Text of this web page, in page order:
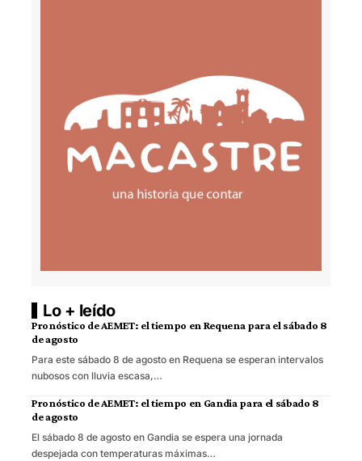
Lo + leído
Pronóstico de AEMET: el tiempo en Requena para el sábado 8
de agosto
Para este sábado 8 de agosto en Requena se esperan intervalos
nubosos con lluvia escasa,…
Pronóstico de AEMET: el tiempo en Gandia para el sábado 8
de agosto
El sábado 8 de agosto en Gandia se espera una jornada
despejada con temperaturas máximas…